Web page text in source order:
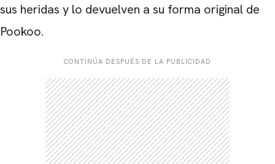
sus heridas y lo devuelven a su forma original de
Pookoo.
CONTINÚA DESPUÉS DE LA PUBLICIDAD